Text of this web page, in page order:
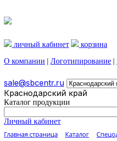
личный кабинет
корзина
О компании | Логотипирование |
sale@sbcentr.ru
Краснодарский край
Каталог продукции
Личный кабинет
Главная страница Каталог